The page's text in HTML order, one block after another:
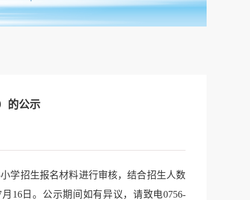
的公示
学招生报名材料进行审核，结合招生人数
16日。公示期间如有异议，请致电0756-